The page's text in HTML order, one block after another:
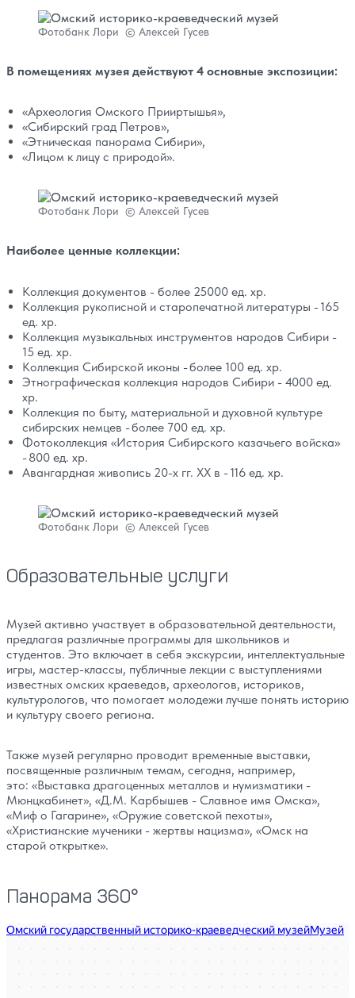
Фотобанк Лори © Алексей Гусев
В помещениях музея действуют 4 основные экспозиции:
«Археология Омского Прииртышья»,
«Сибирский град Петров»,
«Этническая панорама Сибири»,
«Лицом к лицу с природой».
Фотобанк Лори © Алексей Гусев
Наиболее ценные коллекции:
Коллекция документов - более 25000 ед. хр.
Коллекция рукописной и старопечатной литературы - 165
ед. хр.
Коллекция музыкальных инструментов народов Сибири -
15 ед. хр.
Коллекция Сибирской иконы - более 100 ед. хр.
Этнографическая коллекция народов Сибири - 4000 ед.
хр.
Коллекция по быту, материальной и духовной культуре
сибирских немцев - более 700 ед. хр.
Фотоколлекция «История Сибирского казачьего войска»
- 800 ед. хр.
Авангардная живопись 20-х гг. ХХ в - 116 ед. хр.
Фотобанк Лори © Алексей Гусев
Образовательные услуги
Музей активно участвует в образовательной деятельности,
предлагая различные программы для школьников и
студентов. Это включает в себя экскурсии, интеллектуальные
игры, мастер-классы, публичные лекции с выступлениями
известных омских краеведов, археологов, историков,
культурологов, что помогает молодежи лучше понять историю
и культуру своего региона.
Также музей регулярно проводит временные выставки,
посвященные различным темам, сегодня, например,
это: «Выставка драгоценных металлов и нумизматики -
Мюнцкабинет», «Д.М. Карбышев - Славное имя Омска»,
«Миф о Гагарине», «Оружие советской пехоты»,
«Христианские мученики - жертвы нацизма», «Омск на
старой открытке».
Панорама 360°